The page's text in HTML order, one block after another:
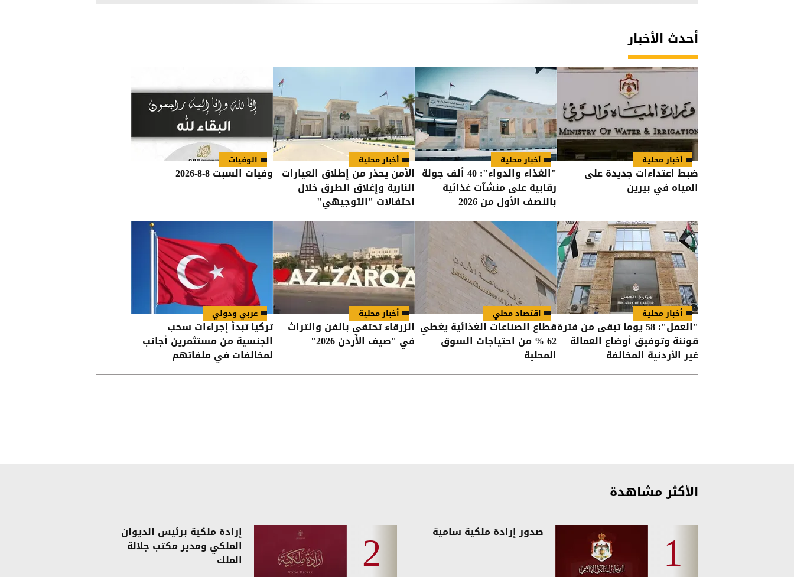
أحدث الأخبار
أخبار محلية
ضبط اعتداءات جديدة على
المياه في بيرين
أخبار محلية
"الغذاء والدواء": 40 ألف جولة
رقابية على منشآت غذائية
بالنصف الأول من 2026
أخبار محلية
الأمن يحذر من إطلاق العيارات
النارية وإغلاق الطرق خلال
احتفالات "التوجيهي"
الوفيات
وفيات السبت 8-8-2026
أخبار محلية
"العمل": 58 يوما تبقى من فترة
قوننة وتوفيق أوضاع العمالة
غير الأردنية المخالفة
اقتصاد محلي
قطاع الصناعات الغذائية يغطي
62 % من احتياجات السوق
المحلية
أخبار محلية
الزرقاء تحتفي بالفن والتراث
في "صيف الأردن 2026"
عربي ودولي
تركيا تبدأ إجراءات سحب
الجنسية من مستثمرين أجانب
لمخالفات في ملفاتهم
الأكثر مشاهدة
صدور إرادة ملكية سامية إرادة ملكية برئيس الديوان
الملكي ومدير مكتب جلالة
الملك